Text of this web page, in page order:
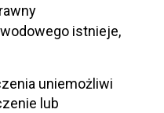
istnieje,
uniemożliwi
lub